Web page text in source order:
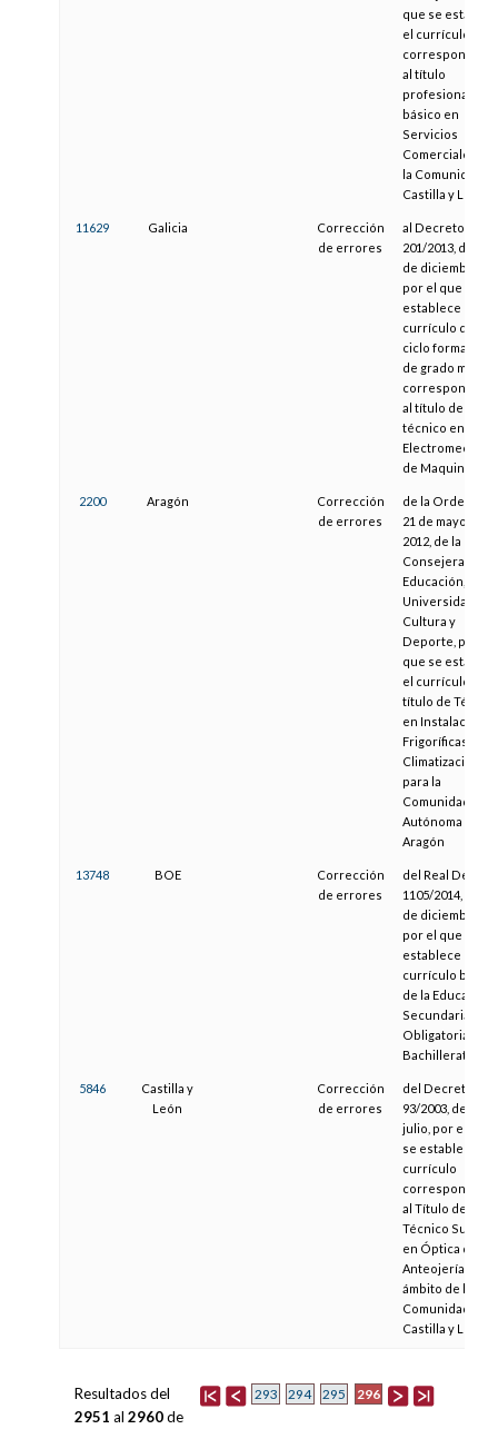
que se
el currículo
al título
profesional
básico en
Servicios
Comerciales en
la Comunidad
Castilla y León
11629 Galicia
Corrección
de errores
al Decreto
201/2013, de 27
de diciembre,
por el que se
establece el
currículo del
ciclo formativo
de grado medio
al título de
técnico en
de Maquinaria
2200 Aragón
Corrección
de errores
de la Orden de
21 de mayo de
2012, de la
Consejera de
Educación,
Universidad,
Cultura y
Deporte, por la
que se
el currículo del
título de
en Instalaciones
Frigoríficas y de
Climatización
para la
Comunidad
Autónoma de
Aragón
13748 BOE
Corrección
de errores
del Real
1105/2014, de 26
de diciembre,
por el que se
establece el
currículo básico
de la Educación
Secundaria
Obligatoria y del
Bachillerato
5846
Castilla y
León
Corrección
de errores
del Decreto
93/2003, de 31
julio, por el que
se establece el
currículo
al Título de
Técnico
en Óptica de
Anteojería en el
ámbito de la
Comunidad de
Castilla y León
293 294 295 296
Resultados del
2951 al 2960de